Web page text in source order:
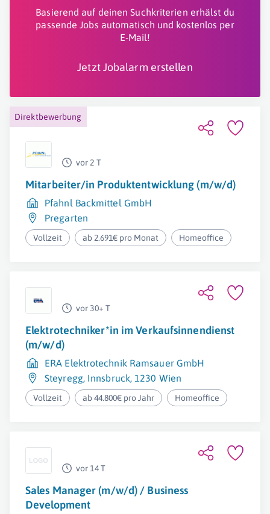
Basierend auf deinen Suchkriterien erhälst du
passende Jobs automatisch und kostenlos per
E-Mail!
Jetzt Jobalarm erstellen
Direktbewerbung
vor 2 T
Mitarbeiter/in Produktentwicklung (m/w/d)
Pfahnl Backmittel GmbH
Pregarten
Vollzeit ab 2.691€ pro Monat Homeoffice
vor 30+ T
Elektrotechniker*in im Verkaufsinnendienst
(m/w/d)
ERA Elektrotechnik Ramsauer GmbH
Steyregg, Innsbruck, 1230 Wien
Vollzeit ab 44.800€ pro Jahr Homeoffice
vor 14 T
Sales Manager (m/w/d) / Business
Development